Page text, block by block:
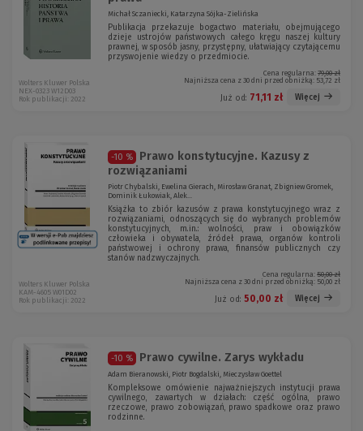
Michał Sczaniecki, Katarzyna Sójka-Zielińska
Publikacja przekazuje bogactwo materiału, obejmującego
dzieje ustrojów państwowych całego kręgu naszej kultury
prawnej, w sposób jasny, przystępny, ułatwiający czytającemu
przyswojenie wiedzy o przedmiocie.
Cena regularna: 79,00 zł
Najniższa cena z 30 dni przed obniżką: 53,72 zł
Już od: 71,11 zł Więcej
Wolters Kluwer Polska
NEX-0323 W12D03
Rok publikacji: 2022
-10 %
Prawo konstytucyjne. Kazusy z
rozwiązaniami
Piotr Chybalski, Ewelina Gierach, Mirosław Granat, Zbigniew Gromek,
Dominik Łukowiak, Alek...
Książka to zbiór kazusów z prawa konstytucyjnego wraz z
rozwiązaniami, odnoszących się do wybranych problemów
konstytucyjnych, m.in.: wolności, praw i obowiązków
człowieka i obywatela, źródeł prawa, organów kontroli
państwowej i ochrony prawa, finansów publicznych czy
stanów nadzwyczajnych.
Cena regularna: 50,00 zł
Najniższa cena z 30 dni przed obniżką: 50,00 zł
Już od: 50,00 zł Więcej
Wolters Kluwer Polska
KAM-4605 W01D02
Rok publikacji: 2022
-10 % Prawo cywilne. Zarys wykładu
Adam Bieranowski, Piotr Bogdalski, Mieczysław Goettel
Kompleksowe omówienie najważniejszych instytucji prawa
cywilnego, zawartych w działach: część ogólna, prawo
rzeczowe, prawo zobowiązań, prawo spadkowe oraz prawo
rodzinne.